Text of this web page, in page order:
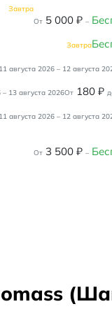
Завтра
От 5 000 ₽ –
Завтра
11 августа 2026 – 12 августа
– 13 августа 2026От 180 ₽
11 августа 2026 – 12 августа
От 3 500 ₽ –